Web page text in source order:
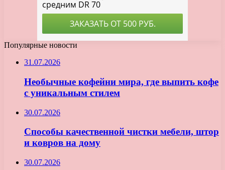
Популярные новости
31.07.2026
Необычные кофейни мира, где выпить кофе
с уникальным стилем
30.07.2026
Способы качественной чистки мебели, штор
и ковров на дому
30.07.2026